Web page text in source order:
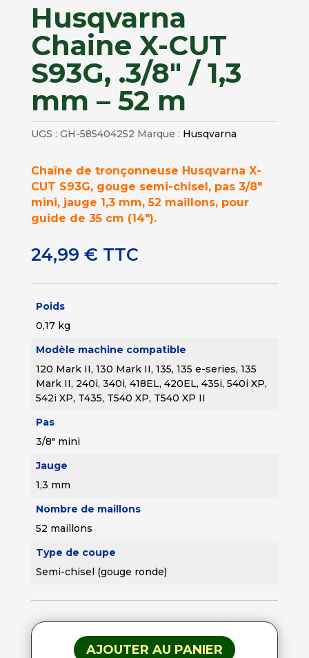
Husqvarna
Chaine X-CUT
S93G, .3/8″ / 1,3
mm – 52 m
UGS : GH-585404252 Marque : Husqvarna
Chaîne de tronçonneuse Husqvarna X-
CUT S93G, gouge semi-chisel, pas 3/8″
mini, jauge 1,3 mm, 52 maillons, pour
guide de 35 cm (14″).
24,99 € TTC
Poids
0,17 kg
Modèle machine compatible
120 Mark II, 130 Mark II, 135, 135 e-series, 135
Mark II, 240i, 340i, 418EL, 420EL, 435i, 540i XP,
542i XP, T435, T540 XP, T540 XP II
Pas
3/8" mini
Jauge
1,3 mm
Nombre de maillons
52 maillons
Type de coupe
Semi-chisel (gouge ronde)
AJOUTER AU PANIER